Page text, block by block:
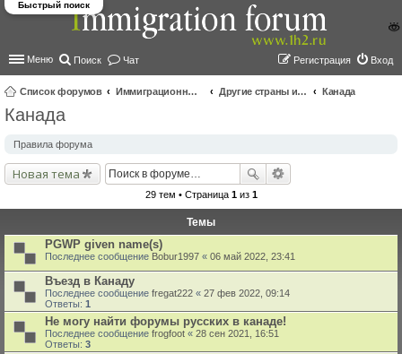
Меню Поиск Чат Вход
Регистрация
Список форумов Иммиграционные форумы | Immigration forums Другие страны и вопросы Шенгена
Канада
Быстрый поиск
Канада
Правила форума
Новая тема
29 тем • Страница 1из 1
Темы
PGWP given name(s)
Последнее сообщение Bobur1997 « 06 май 2022, 23:41
Въезд в Канаду
Последнее сообщение fregat222 « 27 фев 2022, 09:14
Ответы: 1
Не могу найти форумы русских в канаде!
Последнее сообщение frogfoot « 28 сен 2021, 16:51
Ответы: 3